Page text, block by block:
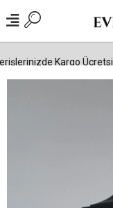
Kargo Ücretsiz!